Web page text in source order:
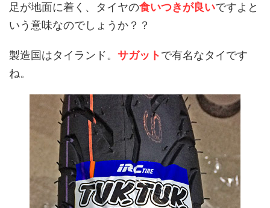
足が地面に着く、タイヤの食いつきが良いですよと
いう意味なのでしょうか？？
製造国はタイランド。 サガットで有名なタイです
ね。